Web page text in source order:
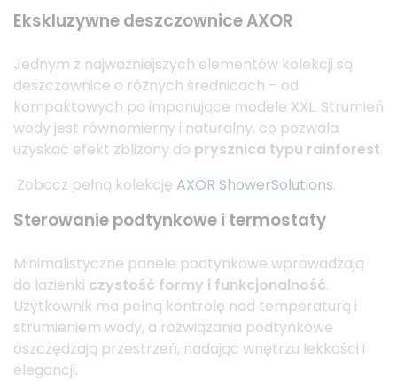
Ekskluzywne deszczownice AXOR
Jednym z najważniejszych elementów kolekcji są
deszczownice o różnych średnicach – od
kompaktowych po imponujące modele XXL. Strumień
wody jest równomierny i naturalny, co pozwala
uzyskać efekt zbliżony do prysznica typu rainforest.
Zobacz pełną kolekcję AXOR ShowerSolutions.
Sterowanie podtynkowe i termostaty
Minimalistyczne panele podtynkowe wprowadzają
do łazienki czystość formy i funkcjonalność.
Użytkownik ma pełną kontrolę nad temperaturą i
strumieniem wody, a rozwiązania podtynkowe
oszczędzają przestrzeń, nadając wnętrzu lekkości i
elegancji.